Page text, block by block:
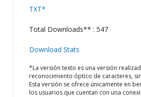
TXT*
Total Downloads** : 547
Download Stats
*La versión texto es una versión
reconocimiento óptico de caracteres,
Esta versión se ofrece únicamente en
los usuarios que cuentan con una